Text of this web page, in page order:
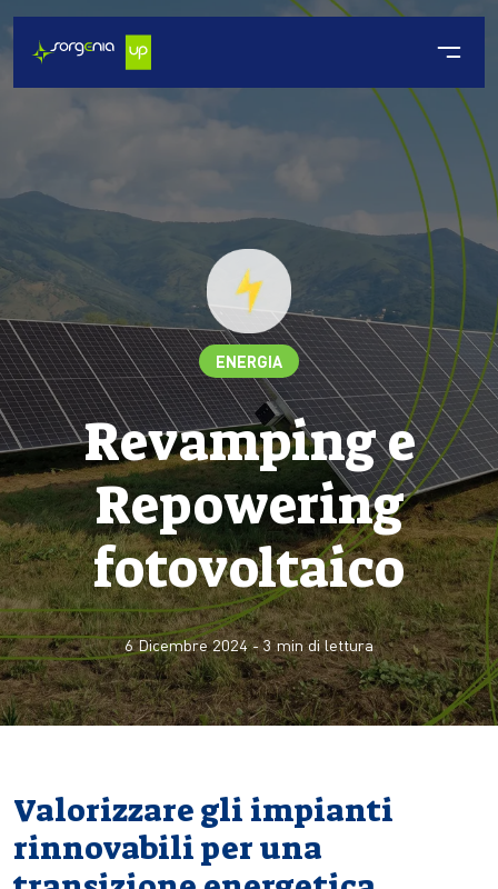
ENERGIA
Revamping e
Repowering
fotovoltaico
6 Dicembre 2024-3min di lettura
Valorizzare gli impianti
rinnovabili per una